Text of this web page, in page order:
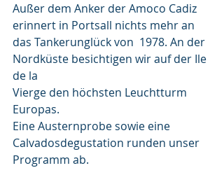
Außer dem Anker der Amoco Cadiz
erinnert in Portsall nichts mehr an
das Tankerunglück von  1978. An der
Nordküste besichtigen wir auf der Ile
de la
Vierge den höchsten Leuchtturm
Europas.
Eine Austernprobe sowie eine
Calvadosdegustation runden unser
Programm ab.